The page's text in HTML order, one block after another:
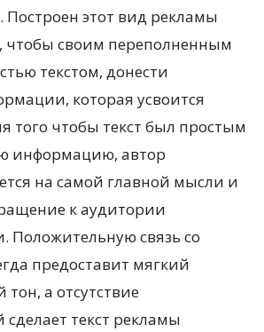
этот вид рекламы
чтобы своим переполненным
текстом, донести
которая усвоится
того чтобы текст был простым
информацию, автор
на самой главной мысли и
к аудитории
Положительную связь со
предоставит мягкий
а отсутствие
текст рекламы